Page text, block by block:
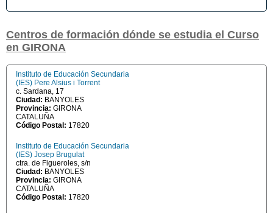
Centros de formación dónde se estudia el Curso
en GIRONA
Instituto de Educación Secundaria
(IES) Pere Alsius i Torrent
c. Sardana, 17
Ciudad: BANYOLES
Provincia: GIRONA
CATALUÑA
Código Postal: 17820
Instituto de Educación Secundaria
(IES) Josep Brugulat
ctra. de Figueroles, s/n
Ciudad: BANYOLES
Provincia: GIRONA
CATALUÑA
Código Postal: 17820